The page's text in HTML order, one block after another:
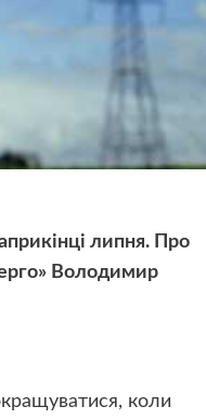
липня. Про
Володимир
коли